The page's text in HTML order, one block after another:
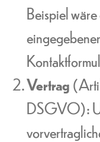
Beispiel
Vertrag
DSGVO):